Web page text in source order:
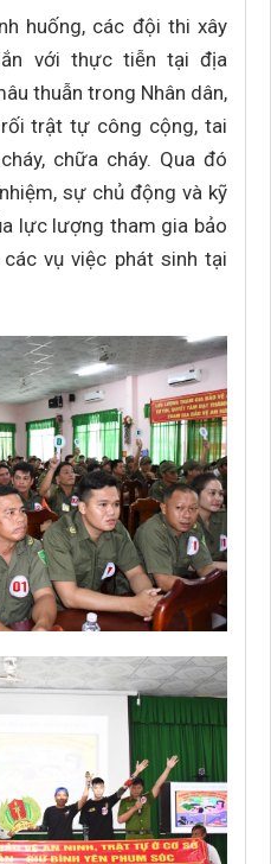
huống, các đội thi xây
với thực tiễn tại địa
thuẫn trong Nhân dân,
trật tự công cộng, tai
chữa cháy. Qua đó
sự chủ động và kỹ
lực lượng tham gia bảo
vụ việc phát sinh tại